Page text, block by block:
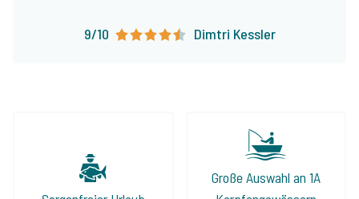
vertrauenswürdige Firma, bei der ich immer
9/10 Dimtri Kessler
Große Auswahl an 1A